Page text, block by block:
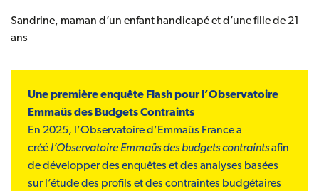
Sandrine, maman d’un enfant handicapé et d’une fille de 21
ans
Une première enquête Flash pour l’Observatoire
Emmaüs des Budgets Contraints
En 2025, l’Observatoire d’Emmaüs France a
créél’Observatoire Emmaüs des budgets contraintsafin
de développer des enquêtes et des analyses basées
sur l’étude des profils et des contraintes budgétaires